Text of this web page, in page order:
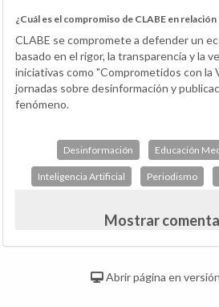
¿Cuál es el compromiso de CLABE en
CLABE se compromete a defender un
basado en el rigor, la transparencia y la
iniciativas como "Comprometidos con la
jornadas sobre desinformación y
fenómeno.
Desinformación Educación
Inteligencia Artificial Periodismo
Mostrar
Abrir página en